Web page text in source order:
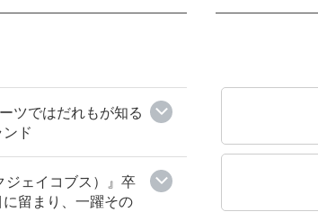
ツではだれもが知る
ド
ジェイコブス）』卒
留まり、一躍その